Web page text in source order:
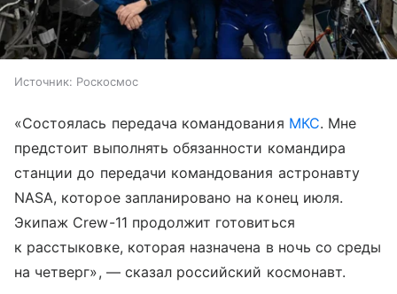
Источник: Роскосмос
«Состоялась передача командования МКС. Мне
предстоит выполнять обязанности командира
станции до передачи командования астронавту
NASA, которое запланировано на конец июля.
Экипаж Crew-11 продолжит готовиться
к расстыковке, которая назначена в ночь со среды
на четверг», — сказал российский космонавт.